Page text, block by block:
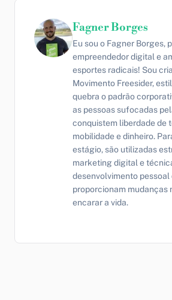
Fagner Borges
Eu sou o Fagner Borges,
empreendedor digital e
esportes radicais! Sou
Movimento Freesider,
quebra o padrão
as pessoas sufocadas
conquistem liberdade de
mobilidade e dinheiro.
estágio, são utilizadas
marketing digital e
desenvolvimento pessoal
proporcionam mudanças
encarar a vida.